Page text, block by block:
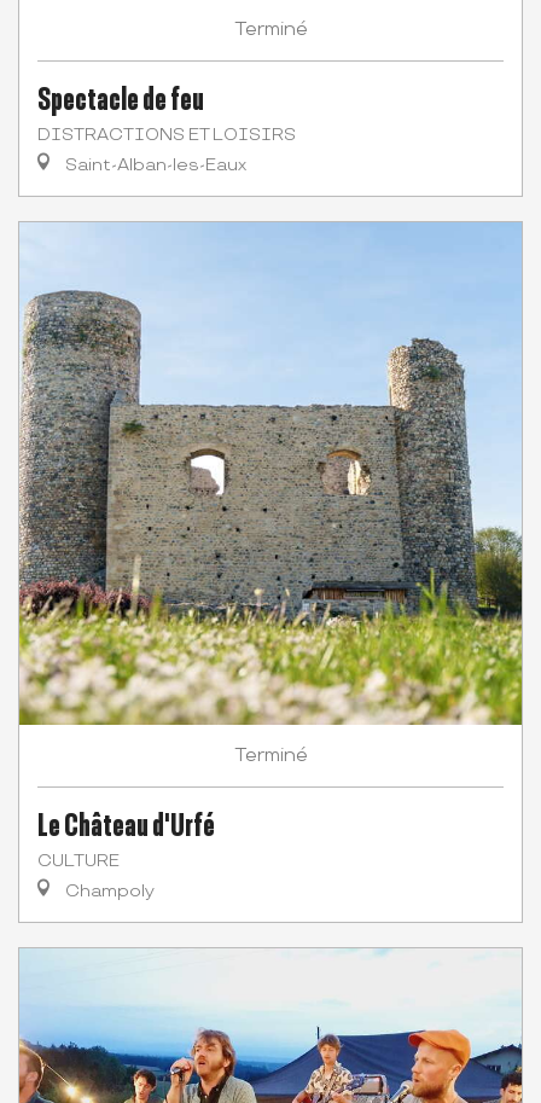
Terminé
Spectacle de feu
DISTRACTIONS ET LOISIRS
Saint-Alban-les-Eaux
Terminé
Le Château d'Urfé
CULTURE
Champoly